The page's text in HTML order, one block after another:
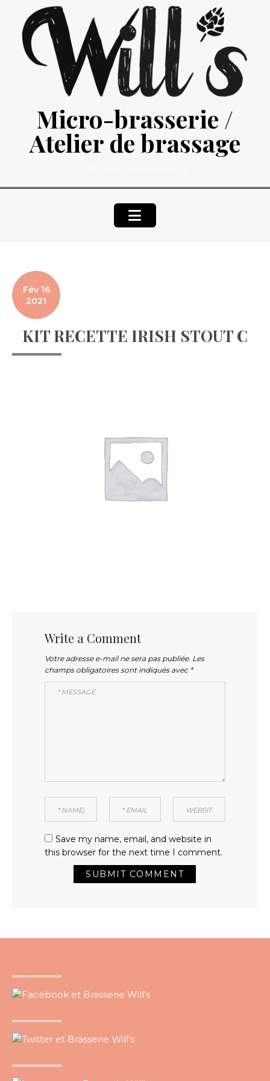
content
Micro-brasserie /
Atelier de brassage
Fév 16
2021
KIT RECETTE IRISH STOUT C
Write a Comment
Votre adresse e-mail ne sera pas publiée. Les
champs obligatoires sont indiqués avec *
Save my name, email, and website in
this browser for the next time I comment.